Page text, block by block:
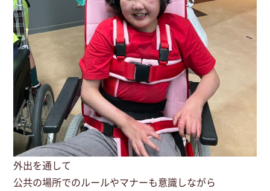
外出を通して
公共の場所でのルールやマナーも意識しながら